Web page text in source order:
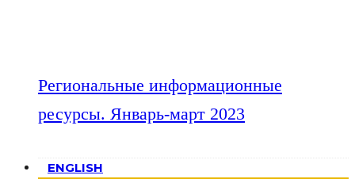
Региональные информационные
ресурсы. Январь-март 2023
ENGLISH